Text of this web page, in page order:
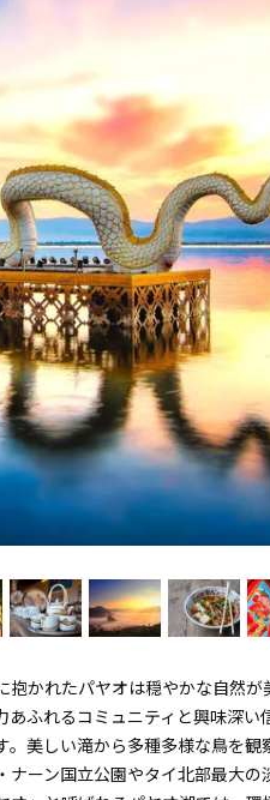
抱かれたパヤオは穏やかな自然が
あふれるコミュニティと興味深い
。美しい滝から多種多様な鳥を観
ナーン国立公園やタイ北部最大の